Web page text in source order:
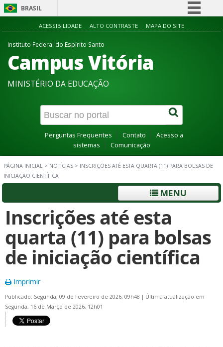
BRASIL
Simplifique!
Acesso à informação
Canais
ACESSIBILIDADE ALTO CONTRASTE MAPA DO SITE
Instituto Federal do Espírito Santo
Campus Vitória
MINISTÉRIO DA EDUCAÇÃO
Perguntas Frequentes Contato
Acesso a
sistemas
Comunicação
PÁGINA INICIAL > NOTÍCIAS > INSCRIÇÕES ATÉ ESTA QUARTA (11) PARA BOLSAS DE
INICIAÇÃO CIENTÍFICA
MENU
Inscrições até esta
quarta (11) para bolsas
de iniciação científica
Imprimir
Publicado: Segunda, 09 de Fevereiro de 2026, 09h48 | Última atualização em
Segunda, 16 de Março de 2026, 12h01